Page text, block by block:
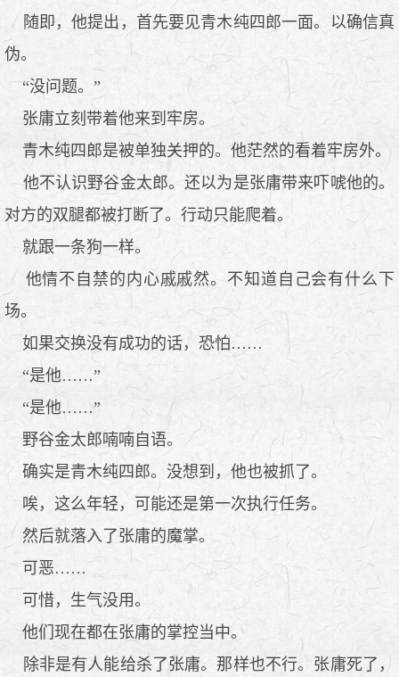
随即，他提出，首先要见青木纯四郎一面。以确信真
伪。
“没问题。”
张庸立刻带着他来到牢房。
青木纯四郎是被单独关押的。他茫然的看着牢房外。
他不认识野谷金太郎。还以为是张庸带来吓唬他的。
对方的双腿都被打断了。行动只能爬着。
就跟一条狗一样。
他情不自禁的内心戚戚然。不知道自己会有什么下
场。
如果交换没有成功的话，恐怕……
“是他……”
“是他……”
野谷金太郎喃喃自语。
确实是青木纯四郎。没想到，他也被抓了。
唉，这么年轻，可能还是第一次执行任务。
然后就落入了张庸的魔掌。
可恶……
可惜，生气没用。
他们现在都在张庸的掌控当中。
除非是有人能给杀了张庸。那样也不行。张庸死了，